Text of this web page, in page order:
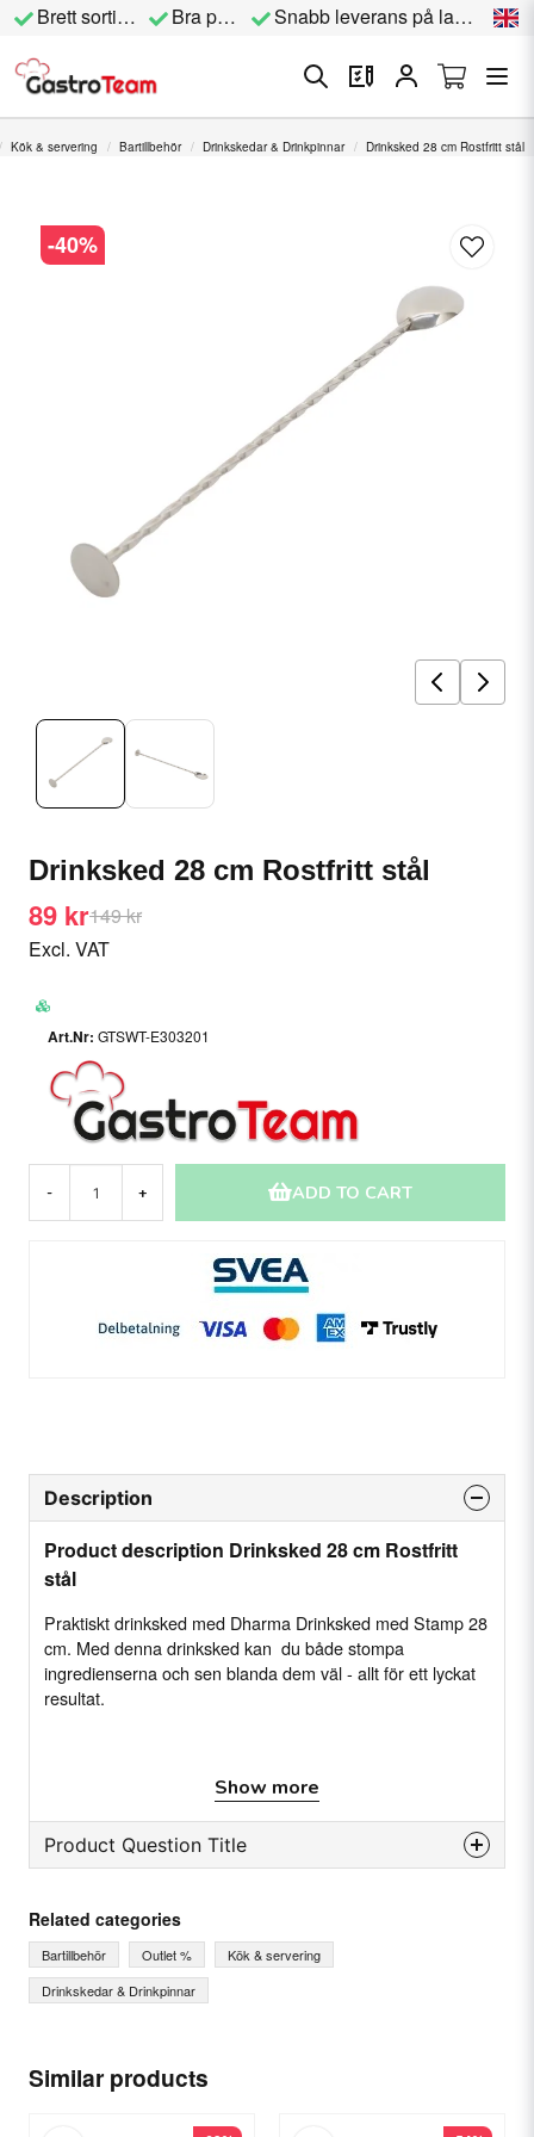
Brett sortiment Bra priser Snabb leverans på lagervara
Kök & servering Bartillbehör Drinkskedar & Drinkpinnar Drinksked 28 cm Rostfritt stål
-40%
Drinksked 28 cm Rostfritt stål
149 kr
89 kr
Excl. VAT
GTSWT-E303201
- + ADD TO CART
Similar products
Description
Product description Drinksked 28 cm Rostfritt
stål
Praktiskt drinksked med Dharma Drinksked med Stamp 28
cm. Med denna drinksked kan du både stompa
ingredienserna och sen blanda dem väl - allt för ett lyckat
resultat.
perfekt för att blanda och röra perfekta cocktails med.
Idealisk för användning i ett högt cocktailglas och i en
shaker. På slutet av det långa handtaget finner du en
platta som du enkelt kan använda för att pressa
Egenskaper
28 cm
Integrerad stötare på skaftet.
Show more
Product Question Title
Ask us something about this product...
Related categories
Bartillbehör Outlet %
Kök & servering
Drinkskedar & Drinkpinnar